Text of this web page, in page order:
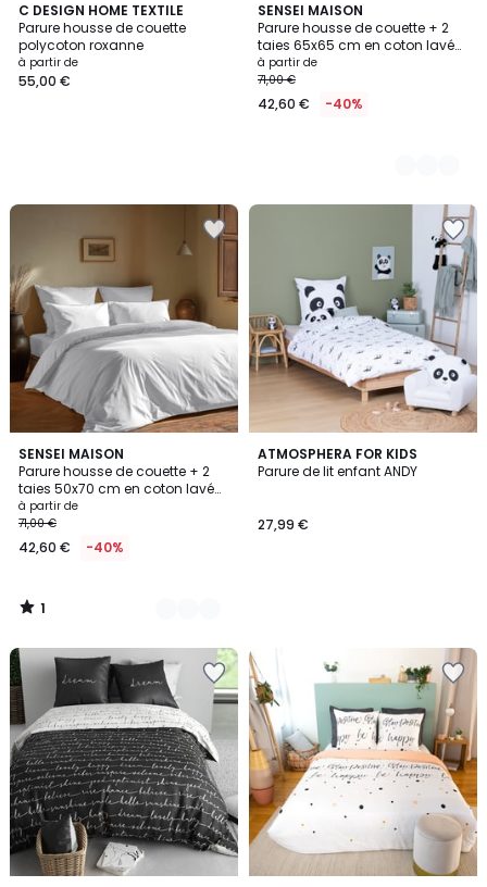
C DESIGN HOME TEXTILE
Parure housse de couette
polycoton roxanne
à partir de
55,00 €
SENSEI MAISON
Parure housse de couette + 2
taies 65x65 cm en coton lavé
bio ORGANIKA
à partir de
71,00 €
42,60 € -40%
7
Couleurs
SENSEI MAISON
Parure housse de couette + 2
taies 50x70 cm en coton lavé
bio ORGANIKA
à partir de
71,00 €
42,60 € -40%
1
/
5
10
Couleurs
1
/
ATMOSPHERA FOR KIDS
Parure de lit enfant ANDY
27,99 €